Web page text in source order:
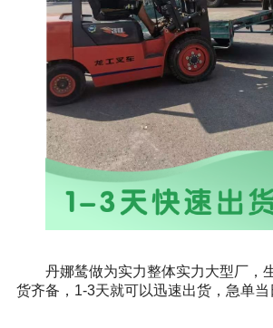
丹娜鸶做为实力整体实力大型厂，
货齐备，1-3天就可以迅速出货，急单当